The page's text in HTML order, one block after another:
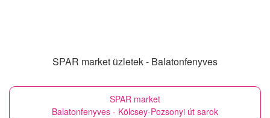
SPAR market üzletek - Balatonfenyves
SPAR market
Balatonfenyves - Kölcsey-Pozsonyi út sarok